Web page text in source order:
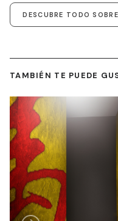
DESCUBRE TODO
TAMBIÉN TE PUEDE